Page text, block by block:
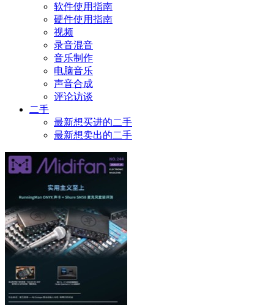
软件使用指南
硬件使用指南
视频
录音混音
音乐制作
电脑音乐
声音合成
评论访谈
二手
最新想买进的二手
最新想卖出的二手